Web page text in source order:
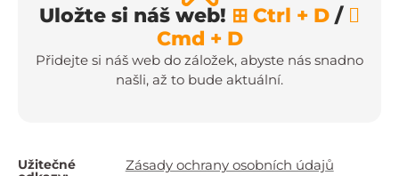
Uložte si náš web! ⊞ Ctrl + D / 
Cmd + D
Přidejte si náš web do záložek, abyste nás snadno
našli, až to bude aktuální.
Užitečné Zásady ochrany osobních údajů